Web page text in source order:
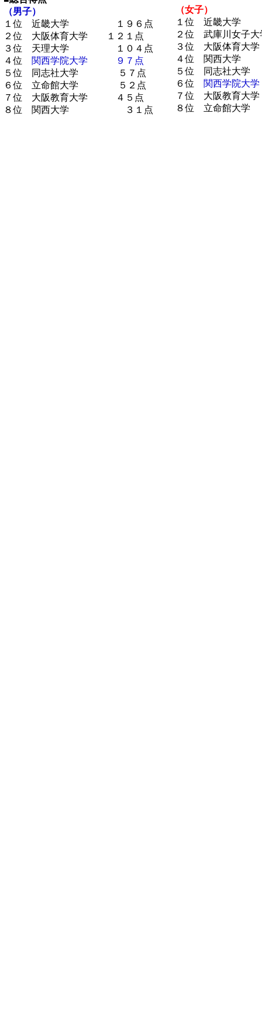
（男子）
１位 近畿大学 １９６点
２位 大阪体育大学 １２１点
３位 天理大学 １０４点
４位 関西学院大学 ９７点
５位
同志社大学 ５７点
６位 立命館大学 ５２点
７位 大阪教育大学 ４５点
８位 関西大学 ３１点
（女子）
１位 近畿大
２位 武庫川女子
３位 大阪体育
４位 関西
５位
同志社
６位 関西学院
７位 大阪教育
８位 立命館